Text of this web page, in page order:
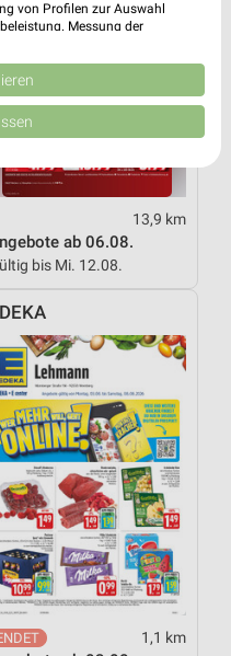
13,9 km
ab 06.08.
bis Mi. 12.08.
1,1 km
von Profilen zur Auswahl
Messung der
Quellen. Entwicklung und
Daten zur Auswahl
Union weitergegeben und in die
Auswahl von